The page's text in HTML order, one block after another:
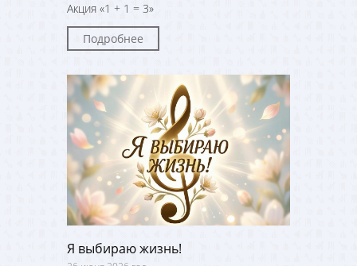
Акция «1 + 1 = 3»
Подробнее
Я выбираю жизнь!